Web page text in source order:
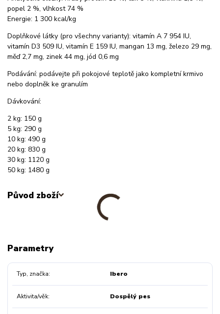
popel 2 %, vlhkost 74 %
Energie: 1 300 kcal/kg
Doplňkové látky (pro všechny varianty): vitamín A 7 954 IU,
vitamín D3 509 IU, vitamín E 159 IU, mangan 13 mg, železo 29 mg,
měď 2,7 mg, zinek 44 mg, jód 0,6 mg
Podávání: podávejte při pokojové teplotě jako kompletní krmivo
nebo doplněk ke granulím
Dávkování:
2 kg: 150 g
5 kg: 290 g
10 kg: 490 g
20 kg: 830 g
30 kg: 1120 g
50 kg: 1480 g
Původ zboží
Parametry
Typ, značka Ibero
Aktivita/věk Dospělý pes